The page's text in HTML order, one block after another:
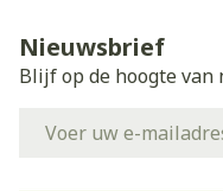
Nieuwsbrief
Blijf op de hoogte